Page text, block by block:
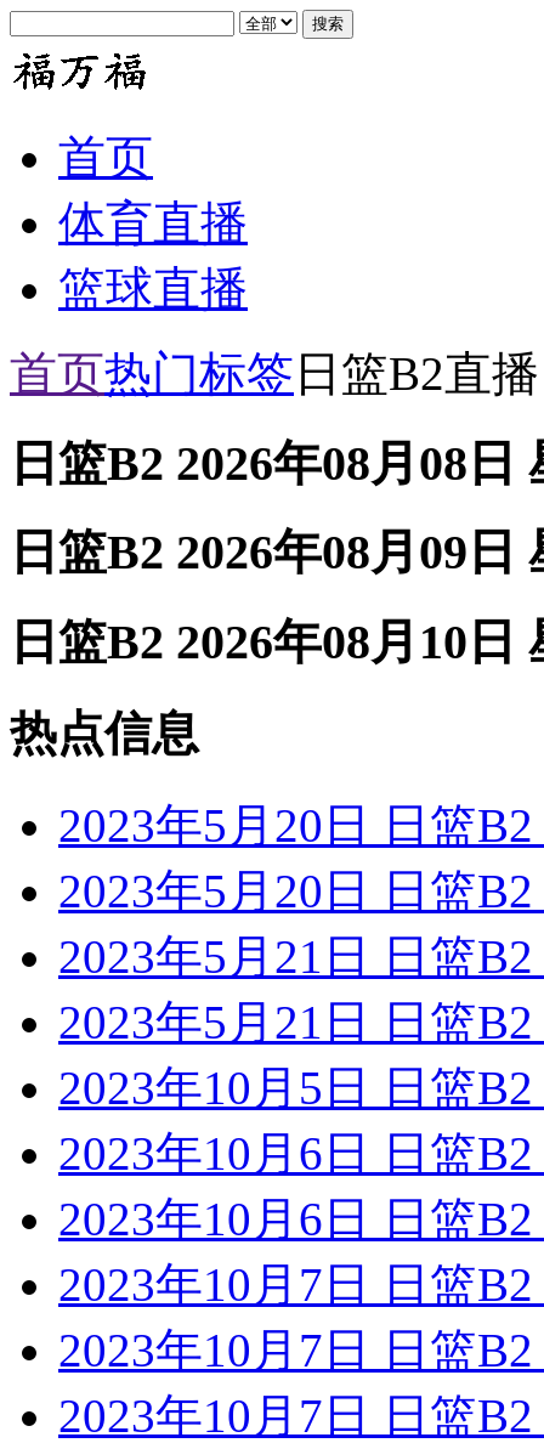
首页
体育直播
篮球直播
首页热门标签 日篮B2直播
日篮B2 2026年08月08日
日篮B2 2026年08月09日
日篮B2 2026年08月10日
热点信息
2023年5月20日 日篮
2023年5月20日 日篮
2023年5月21日 日篮
2023年5月21日 日篮
2023年10月5日 日篮
2023年10月6日 日篮
2023年10月6日 日篮
2023年10月7日 日篮
2023年10月7日 日篮
2023年10月7日 日篮